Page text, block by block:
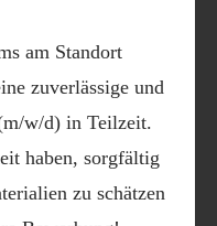
am Standort
zuverlässige und
w/d) in Teilzeit.
haben, sorgfältig
zu schätzen